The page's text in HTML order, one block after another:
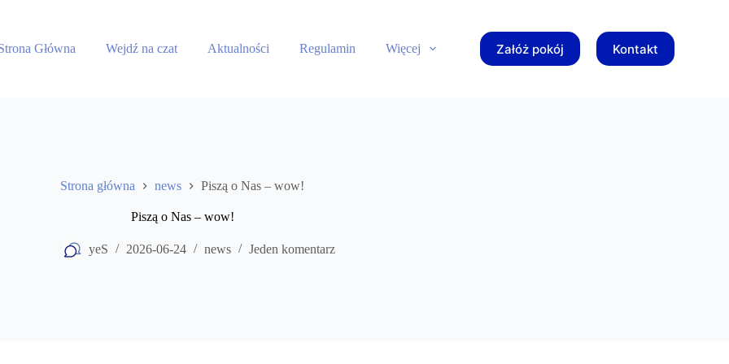
Główna Wejdź na czat Aktualności Regulamin Więcej Załóż pokój Kontakt
Strona główna news Piszą o Nas – wow!
Piszą o Nas – wow!
yeS 2026-06-24 news Jeden komentarz